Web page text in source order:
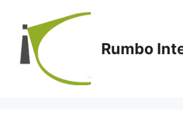
contenido
Rumbo